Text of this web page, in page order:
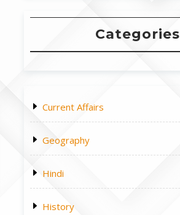
Categories
Current Affairs
Geography
Hindi
History